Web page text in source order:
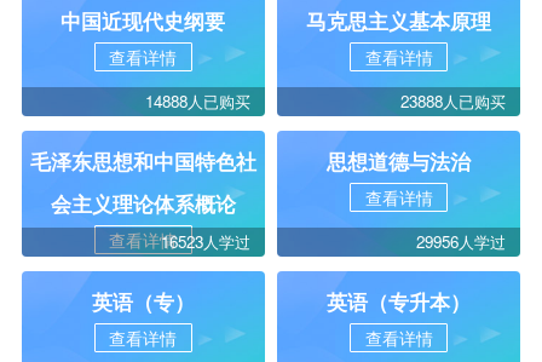
中国近现代史纲要
查看详情
14888人已购买
马克思主义基本原理
查看详情
23888人已购买
毛泽东思想和中国特色社
会主义理论体系概论
查看详情16523人学过
思想道德与法治
查看详情
29956人学过
英语（专）
查看详情
英语（专升本）
查看详情